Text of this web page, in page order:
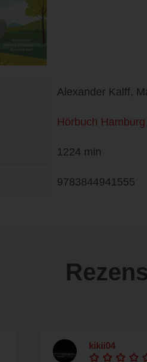
Alexander Kalff,
Hörbuch Hamburg
1224 min
9783844941555
kikii04